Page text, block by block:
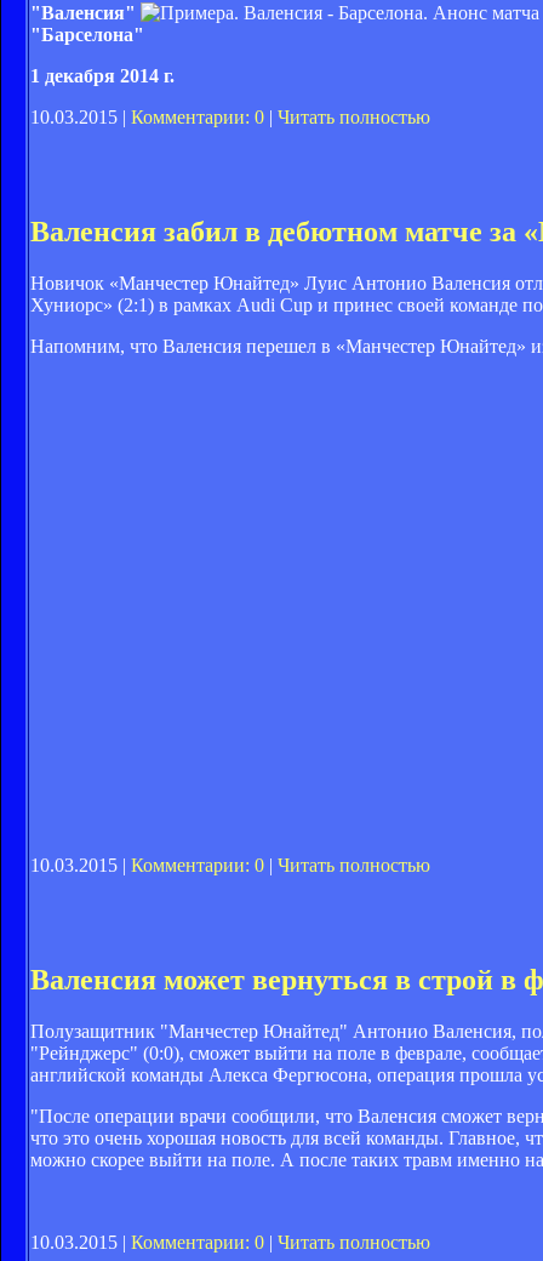
"Валенсия"
"Барселона"
1 декабря 2014 г.
10.03.2015 | Комментарии: 0 | Читать полностью
Валенсия забил в дебютном матче
Новичок «Манчестер Юнайтед» Луис Антонио Валенсия
Хуниорс» (2:1) в рамках Audi Cup и принес своей команде
Напомним, что Валенсия перешел в «Манчестер Юнайтед»
10.03.2015 | Комментарии: 0 | Читать полностью
Валенсия может вернуться в строй в
Полузащитник "Манчестер Юнайтед" Антонио Валенсия,
"Рейнджерс" (0:0), сможет выйти на поле в феврале,
английской команды Алекса Фергюсона, операция прошла
"После операции врачи сообщили, что Валенсия сможет
что это очень хорошая новость для всей команды.
можно скорее выйти на поле. А после таких травм именно
10.03.2015 | Комментарии: 0 | Читать полностью